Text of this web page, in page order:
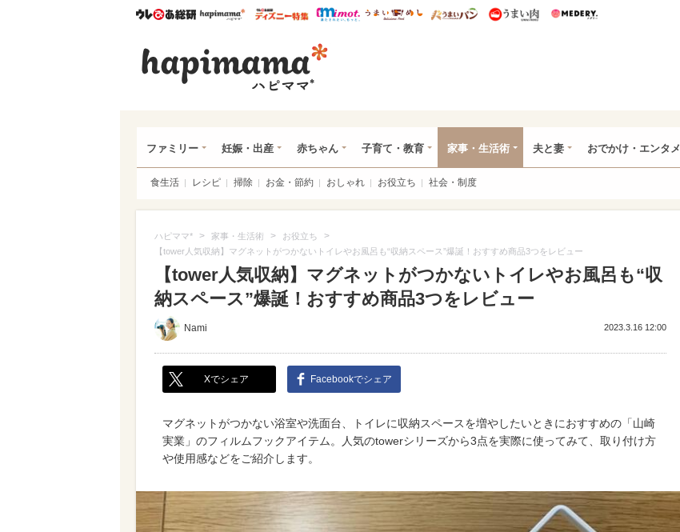
ウレぴあ総研ハピママ* ウレぴあ総研 ディズニー特集
mimot. うまいめし うまいパン うまい肉
ファミリー 妊娠・出産 赤ちゃん 子育て・教育 家事・生活術 夫と妻 おでかけ・エンタメ
食生活 レシピ 掃除 お金・節約 おしゃれ お役立ち 社会・制度
ハピママ* > 家事・生活術 > お役立ち >
【tower人気収納】マグネットがつかないトイレやお風呂も“収納スペース”爆誕！おすすめ商品3つをレビュー
【tower人気収納】マグネットがつかないトイレやお風呂も“収
納スペース”爆誕！おすすめ商品3つをレビュー
Nami 2023.3.16 12:00
Xでシェア Facebookでシェア
マグネットがつかない浴室や洗面台、トイレに収納スペースを増やしたいときにおすすめの「山崎
実業」のフィルムフックアイテム。人気のtowerシリーズから3点を実際に使ってみて、取り付け方
や使用感などをご紹介します。